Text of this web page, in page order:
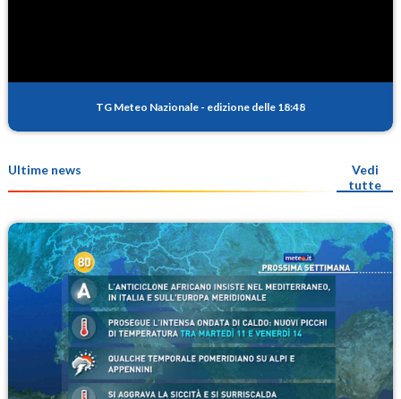
TG Meteo Nazionale - edizione delle 18:48
Ultime news
Vedi
tutte